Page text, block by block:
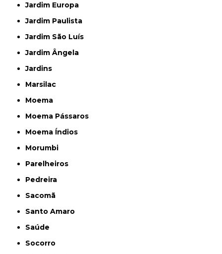
Jardim Europa
Jardim Paulista
Jardim São Luís
Jardim Ângela
Jardins
Marsilac
Moema
Moema Pássaros
Moema Índios
Morumbi
Parelheiros
Pedreira
Sacomã
Santo Amaro
Saúde
Socorro